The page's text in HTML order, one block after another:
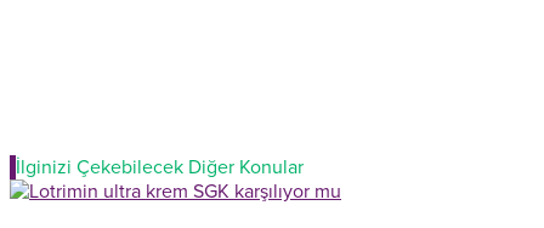
İlginizi Çekebilecek Diğer Konular